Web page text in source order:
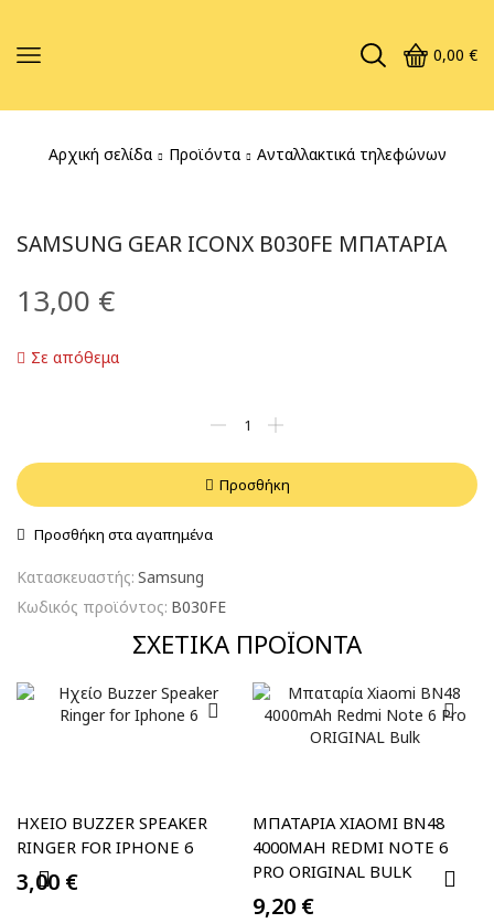
0,00 €
Αρχική σελίδα Προϊόντα Ανταλλακτικά τηλεφώνων
SAMSUNG GEAR ICONX B030FE ΜΠΑΤΑΡΙΑ
13,00 €
Σε απόθεμα
Προσθήκη
Προσθήκη στα αγαπημένα
Κατασκευαστής: Samsung
Κωδικός προϊόντος: B030FE
ΣΧΕΤΙΚΆ ΠΡΟΪΌΝΤΑ
ΗΧΕΊΟ BUZZER SPEAKER
RINGER FOR IPHONE 6
3,00 €
ΜΠΑΤΑΡΊΑ XIAOMI BN48
4000MAH REDMI NOTE 6
PRO ORIGINAL BULK
9,20 €